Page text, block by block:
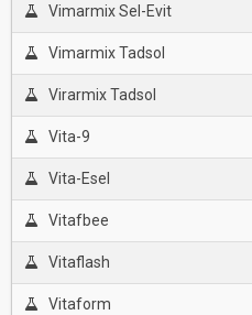
Vimarmix Sel-Evit
Vimarmix Tadsol
Virarmix Tadsol
Vita-9
Vita-Esel
Vitafbee
Vitaflash
Vitaform